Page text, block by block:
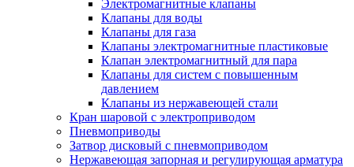
Электромагнитные клапаны
Клапаны для воды
Клапаны для газа
Клапаны электромагнитные пластиковые
Клапан электромагнитный для пара
Клапаны для систем с повышенным
давлением
Клапаны из нержавеющей стали
Кран шаровой с электроприводом
Пневмоприводы
Затвор дисковый с пневмоприводом
Нержавеющая запорная и регулирующая арматура